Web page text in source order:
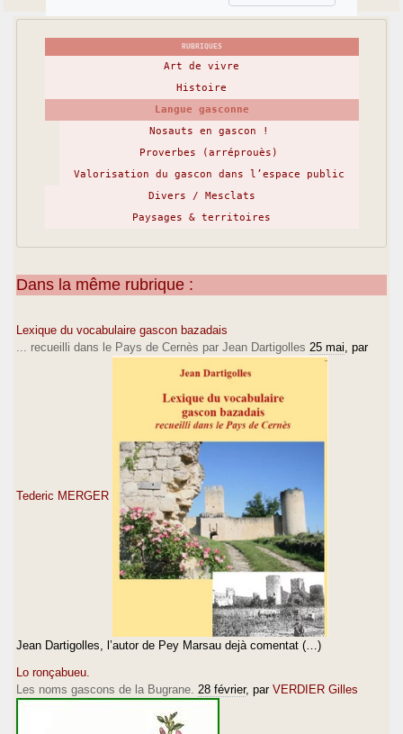
RUBRIQUES
Art de vivre
Histoire
Langue gasconne
Nosauts en gascon !
Proverbes (arréprouès)
Valorisation du gascon dans l’espace public
Divers / Mesclats
Paysages & territoires
Dans la même rubrique :
Lexique du vocabulaire gascon bazadais
... recueilli dans le Pays de Cernès par Jean Dartigolles 25 mai , par
Tederic MERGER
Jean Dartigolles, l’autor de Pey Marsau dejà comentat (…)
Lo ronçabueu.
Les noms gascons de la Bugrane. 28 février, par VERDIER Gilles